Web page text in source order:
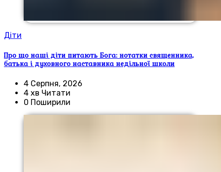
Діти
Про що наші діти питають Бога: нотатки священника,
батька і духовного наставника недільної школи
4 Серпня, 2026
4 хв Читати
0 Поширили